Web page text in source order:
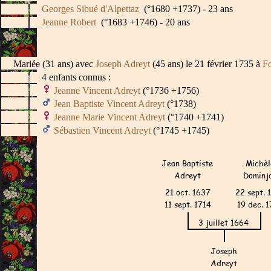
Georges Sibué d'Alpettaz (°1680 +1737) - 23 ans
Jeanne Robert (°1683 +1746) - 20 ans
Mariée (31 ans) avec Joseph Adreyt (45 ans) le 21 février 1735 à
4 enfants connus :
Jeanne Vincent Adreyt (°1736 +1756)
Jean Baptiste Vincent Adreyt (°1738)
Jeanne Marie Vincent Adreyt (°1740 +1741)
Sébastien Vincent Adreyt (°1745 +1745)